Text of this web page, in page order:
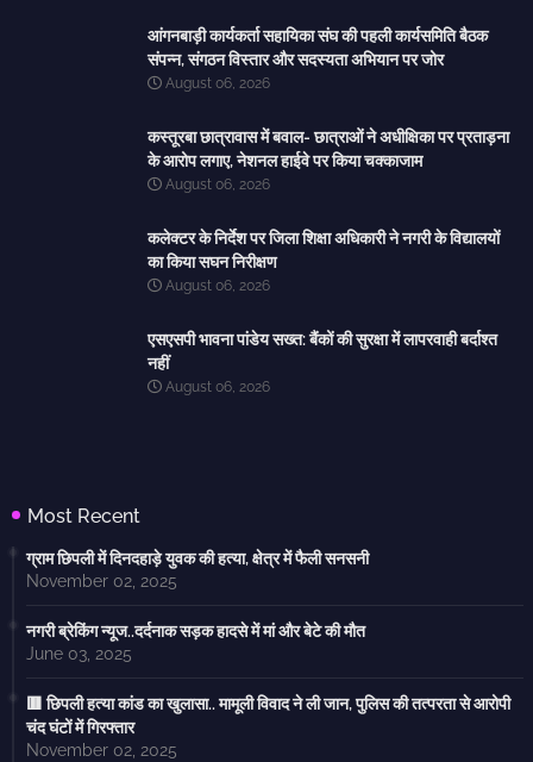
आंगनबाड़ी कार्यकर्ता सहायिका संघ की पहली कार्यसमिति बैठक
संपन्न, संगठन विस्तार और सदस्यता अभियान पर जोर
August 06, 2026
कस्तूरबा छात्रावास में बवाल- छात्राओं ने अधीक्षिका पर प्रताड़ना
के आरोप लगाए, नेशनल हाईवे पर किया चक्काजाम
August 06, 2026
कलेक्टर के निर्देश पर जिला शिक्षा अधिकारी ने नगरी के विद्यालयों
का किया सघन निरीक्षण
August 06, 2026
एसएसपी भावना पांडेय सख्त: बैंकों की सुरक्षा में लापरवाही बर्दाश्त
नहीं
August 06, 2026
Most Recent
ग्राम छिपली में दिनदहाड़े युवक की हत्या, क्षेत्र में फैली सनसनी
November 02, 2025
नगरी ब्रेकिंग न्यूज..दर्दनाक सड़क हादसे में मां और बेटे की मौत
June 03, 2025
🟥 छिपली हत्या कांड का खुलासा.. मामूली विवाद ने ली जान, पुलिस की तत्परता से आरोपी
चंद घंटों में गिरफ्तार
November 02, 2025